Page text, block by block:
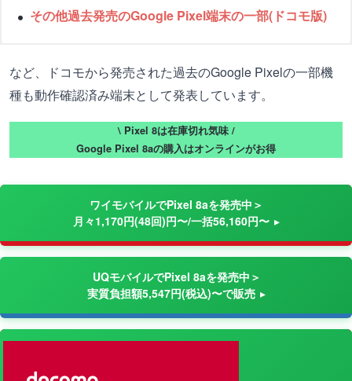
その他過去発売のGoogle Pixel端末の一部(ドコモ版)
など、ドコモから発売された過去のGoogle Pixelの一部機
種も動作確認済み端末として発表しています。
\ Pixel 8は在庫切れ気味 /
Google Pixel 8aの購入はオンラインがお得
ワイモバイルでPixel 8aを発売中＞
月々1,170円(48回)円〜/一括56,160円〜
UQモバイルでPixel 8aを発売中＞
実質負担額5,547円(税込)〜で販売